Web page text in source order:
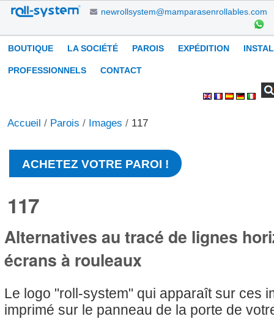
Aller
contenu.
Aller
newrollsystem@mamparasenrollables.com
Navigation
BOUTIQUE LA SOCIÉTÉ PAROIS EXPÉDITION
PROFESSIONNELS CONTACT
Accueil / Parois / Images / 117
ACHETEZ VOTRE PAROI !
117
Alternatives au tracé de lignes
écrans à rouleaux
Le logo "roll-system" qui apparaît sur ces
imprimé sur le panneau de la porte de